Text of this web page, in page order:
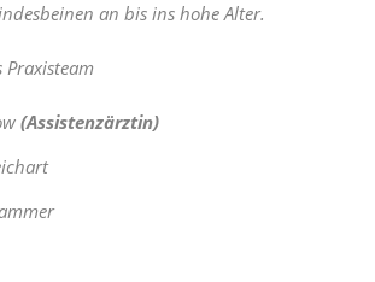
an bis ins hohe Alter.
(Assistenzärztin)